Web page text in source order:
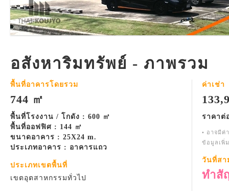
อสังหาริมทรัพย์ - ภาพรวม
พื้นที่อาคารโดยรวม
744 ㎡
พื้นที่โรงงาน / โกดัง : 600 ㎡
พื้นที่ออฟฟิศ : 144 ㎡
ขนาดอาคาร : 25X24 m.
ประเภทอาคาร : อาคารแถว
ประเภทเขตพื้นที่
เขตอุตสาหกรรมทั่วไป
ค่าเช่า
ราคาต่
• อาจมีค่
ข้อมูลเพิ่
วันที่สา
ทำสั